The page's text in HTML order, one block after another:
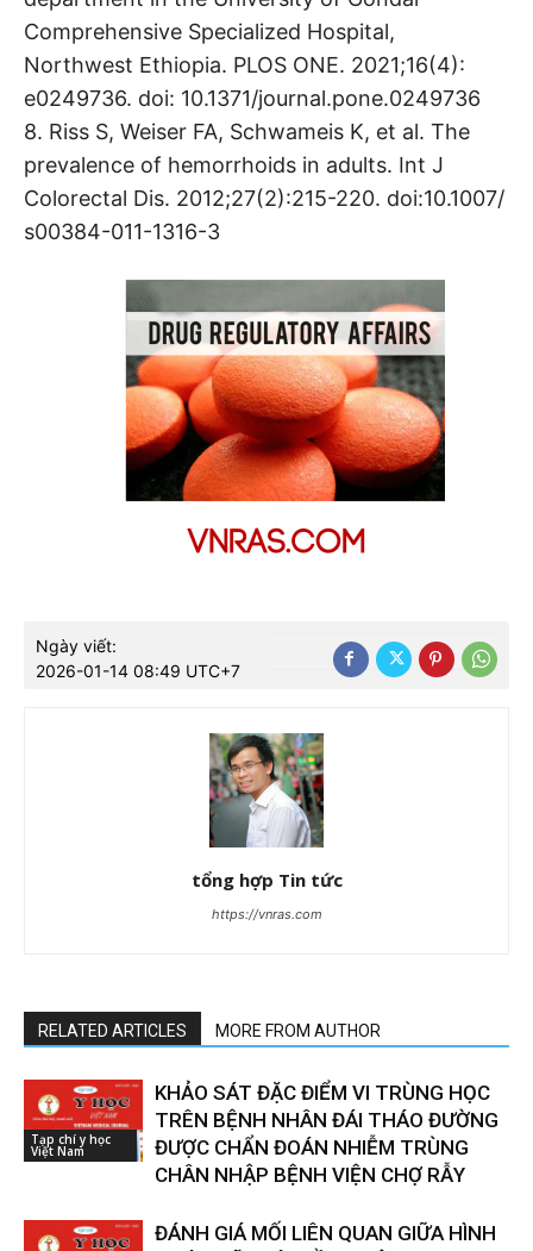
Comprehensive Specialized Hospital,
Northwest Ethiopia. PLOS ONE. 2021;16(4):
e0249736. doi: 10.1371/journal.pone.0249736
8. Riss S, Weiser FA, Schwameis K, et al. The
prevalence of hemorrhoids in adults. Int J
Colorectal Dis. 2012;27(2):215-220. doi:10.1007/
s00384-011-1316-3
Ngày viết:
2026-01-14 08:49 UTC+7
tổng hợp Tin tức
https://vnras.com
RELATED ARTICLES MORE FROM AUTHOR
Tạp chí y học
Việt Nam
KHẢO SÁT ĐẶC ĐIỂM VI TRÙNG HỌC
TRÊN BỆNH NHÂN ĐÁI THÁO ĐƯỜNG
ĐƯỢC CHẨN ĐOÁN NHIỄM TRÙNG
CHÂN NHẬP BỆNH VIỆN CHỢ RẪY
ĐÁNH GIÁ MỐI LIÊN QUAN GIỮA HÌNH